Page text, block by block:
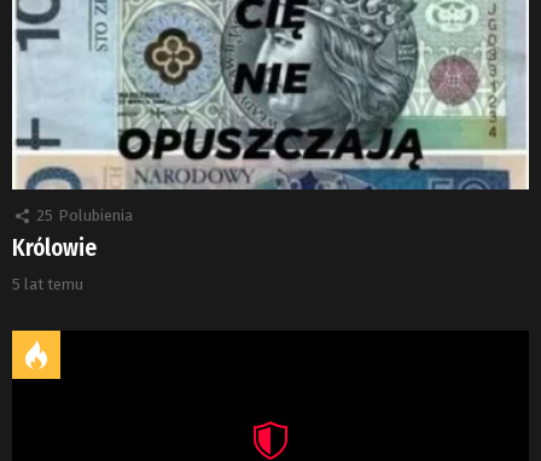
25 Polubienia
Królowie
5 lat temu